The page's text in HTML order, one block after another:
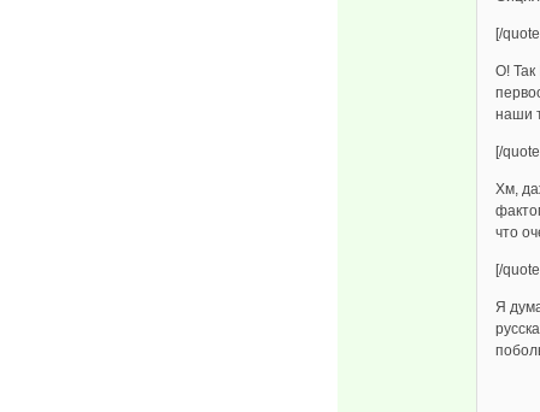
[/
О! Так
наши
[/
Хм,
что
[/
Я